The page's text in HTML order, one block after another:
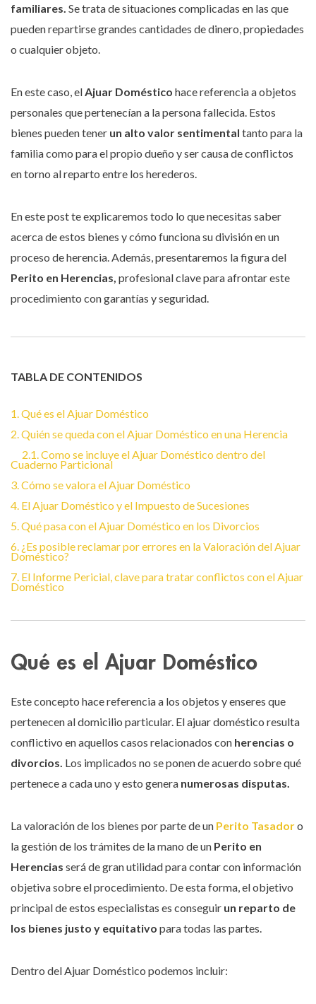
familiares. Se trata de situaciones complicadas en las que
pueden repartirse grandes cantidades de dinero, propiedades
o cualquier objeto.
En este caso, el Ajuar Doméstico hace referencia a objetos
personales que pertenecían a la persona fallecida. Estos
bienes pueden tener un alto valor sentimental tanto para la
familia como para el propio dueño y ser causa de conflictos
en torno al reparto entre los herederos.
En este post te explicaremos todo lo que necesitas saber
acerca de estos bienes y cómo funciona su división en un
proceso de herencia. Además, presentaremos la figura del
Perito en Herencias, profesional clave para afrontar este
procedimiento con garantías y seguridad.
TABLA DE CONTENIDOS
1. Qué es el Ajuar Doméstico
2. Quién se queda con el Ajuar Doméstico en una Herencia
2.1. Como se incluye el Ajuar Doméstico dentro del
Cuaderno Particional
3. Cómo se valora el Ajuar Doméstico
4. El Ajuar Doméstico y el Impuesto de Sucesiones
5. Qué pasa con el Ajuar Doméstico en los Divorcios
6. ¿Es posible reclamar por errores en la Valoración del Ajuar
Doméstico?
7. El Informe Pericial, clave para tratar conflictos con el Ajuar
Doméstico
Qué es el Ajuar Doméstico
Este concepto hace referencia a los objetos y enseres que
pertenecen al domicilio particular. El ajuar doméstico resulta
conflictivo en aquellos casos relacionados con herencias o
divorcios. Los implicados no se ponen de acuerdo sobre qué
pertenece a cada uno y esto genera numerosas disputas.
La valoración de los bienes por parte de un Perito Tasadoro
la gestión de los trámites de la mano de un Perito en
Herencias será de gran utilidad para contar con información
objetiva sobre el procedimiento. De esta forma, el objetivo
principal de estos especialistas es conseguir un reparto de
los bienes justo y equitativo para todas las partes.
Dentro del Ajuar Doméstico podemos incluir: